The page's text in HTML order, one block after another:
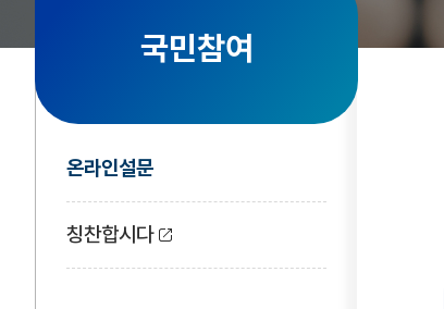
국민참여
온라인설문
칭찬합시다